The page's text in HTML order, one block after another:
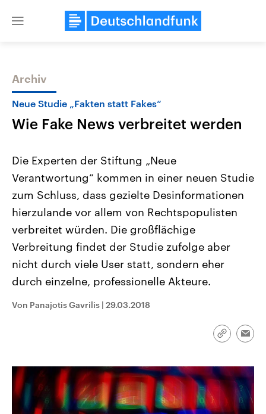
Close
Themen
Landtagswahl Sachsen-Anhalt
2026
Alle Informationen
Sachsen-Anhalt wählt am 6.
September 2026 einen neuen
Landtag. Seit 2021 wird das
Bundesland von einer Koalition aus
Umfragen, Prognosen,
und Hintergründe zu den Parteien
und Kandidaten der anstehenden
USA
Aktuelle Beiträge,
Hintergründe
Wirtschaftlich und
gehören die Vereinigten
den mächtigsten Ländern
mit großem Einfluss auf
Sendungen Programm
Archiv
Neue Studie „Fakten statt Fakes“
Wie Fake News verbreitet werden
Die Experten der Stiftung „Neue
Verantwortung“ kommen in einer neuen Studie
zum Schluss, dass gezielte Desinformationen
hierzulande vor allem von Rechtspopulisten
verbreitet würden. Die großflächige
Verbreitung findet der Studie zufolge aber
nicht durch viele User statt, sondern eher
durch einzelne, professionelle Akteure.
Von Panajotis Gavrilis | 29.03.2018
Link